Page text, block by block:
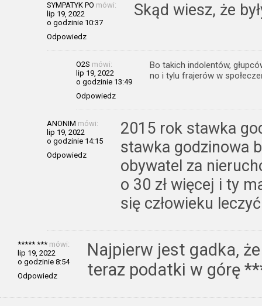
SYMPATYK PO mówi:
lip 19, 2022
o godzinie 10:37
Odpowiedz
Skąd wiesz, że
O2S mówi:
lip 19, 2022
o godzinie 13:49
Odpowiedz
Bo takich indolentów,
no i tylu frajerów w
ANONIM mówi:
lip 19, 2022
o godzinie 14:15
Odpowiedz
2015 rok stawka
stawka godzinowa
obywatel za
o 30 zł więcej i ty
się człowieku leczyć
***** *** mówi:
lip 19, 2022
o godzinie 8:54
Odpowiedz
Najpierw jest gadka,
teraz podatki w górę